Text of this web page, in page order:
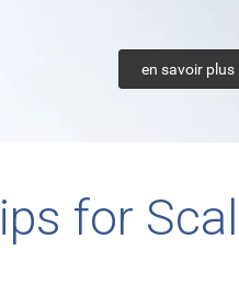
en savoir plus
for